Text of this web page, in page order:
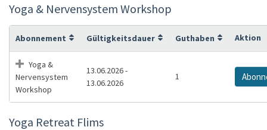
Yoga & Nervensystem Workshop
Abonnement Gültigkeitsdauer Guthaben Aktion
Yoga &
Nervensystem
Workshop
13.06.2026 -
13.06.2026
1
Yoga Retreat Flims